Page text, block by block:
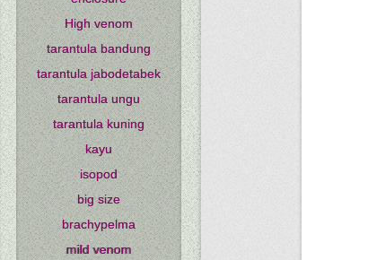
High venom
tarantula bandung
tarantula jabodetabek
tarantula ungu
tarantula kuning
kayu
isopod
big size
brachypelma
mild venom